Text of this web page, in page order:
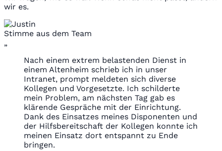
wir es.
Stimme aus dem Team
„
Nach einem extrem belastenden Dienst in
einem Altenheim schrieb ich in unser
Intranet, prompt meldeten sich diverse
Kollegen und Vorgesetzte. Ich schilderte
mein Problem, am nächsten Tag gab es
klärende Gespräche mit der Einrichtung.
Dank des Einsatzes meines Disponenten und
der Hilfsbereitschaft der Kollegen konnte ich
meinen Einsatz dort entspannt zu Ende
bringen.